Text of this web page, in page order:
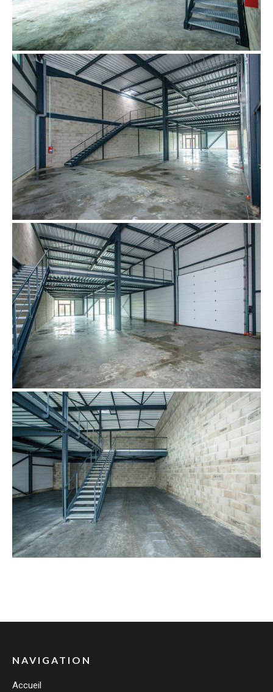
NAVIGATION
Accueil